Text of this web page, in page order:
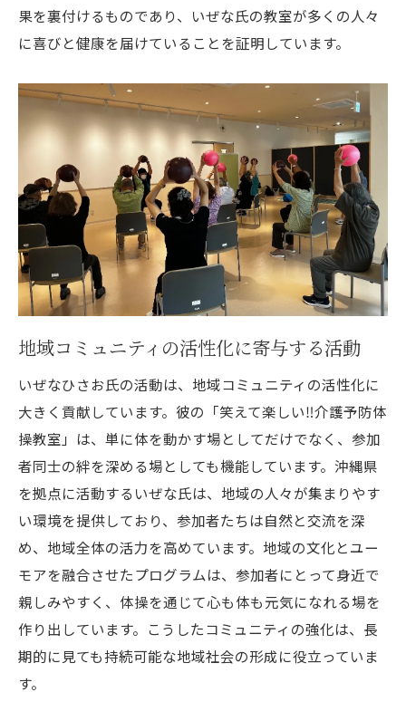
果を裏付けるものであり、いぜな氏の教室が多くの人々
に喜びと健康を届けていることを証明しています。
地域コミュニティの活性化に寄与する活動
いぜなひさお氏の活動は、地域コミュニティの活性化に
大きく貢献しています。彼の「笑えて楽しい‼️介護予防体
操教室」は、単に体を動かす場としてだけでなく、参加
者同士の絆を深める場としても機能しています。沖縄県
を拠点に活動するいぜな氏は、地域の人々が集まりやす
い環境を提供しており、参加者たちは自然と交流を深
め、地域全体の活力を高めています。地域の文化とユー
モアを融合させたプログラムは、参加者にとって身近で
親しみやすく、体操を通じて心も体も元気になれる場を
作り出しています。こうしたコミュニティの強化は、長
期的に見ても持続可能な地域社会の形成に役立っていま
す。